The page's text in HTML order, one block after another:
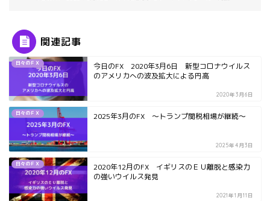
関連記事
日々のＦＸ
今日のFX 2020年3月6日 新型コロナウイルス
のアメリカへの波及拡大による円高
2020年3月6日
日々のＦＸ 2025年3月のFX ～トランプ関税相場が継続～
2025年4月3日
日々のＦＸ
2020年12月のFX イギリスのＥＵ離脱と感染力
の強いウイルス発見
2021年1月11日